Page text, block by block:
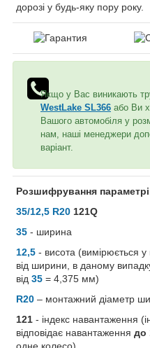
дорозі у будь-яку пору року.
Якщо у Вас виникають
WestLake SL366 або Ви
Вашого автомобіля у
нам, наші менеджери
варіант.
Розшифрування
35/12,5 R20 121Q
35 - ширина
12,5 - висота (вимірюється у
від ширини, в даному
від 35 = 4,375 мм)
R20 – монтажний діаметр
121 - індекс навантаження
відповідає навантаження до
одне колесо)